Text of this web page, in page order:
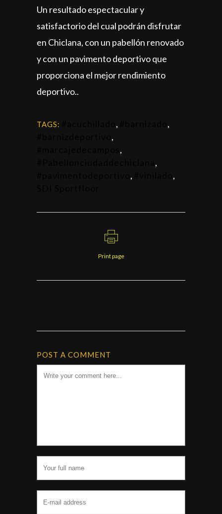
Un resultado espectacular y
satisfactorio del cual podrán disfrutar
en Chiclana, con un pabellón renovado
y con un pavimento deportivo que
proporciona el mejor rendimiento
deportivo..
TAGS: ,
,
,
,
,
,
,
Print page
POST A COMMENT